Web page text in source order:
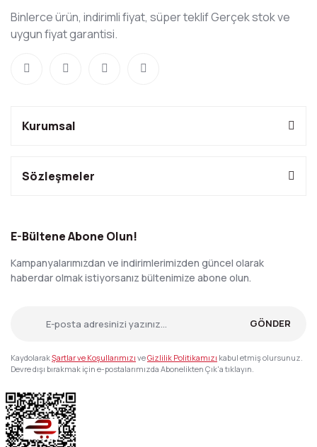
Binlerce ürün, indirimli fiyat, süper teklif Gerçek stok ve
uygun fiyat garantisi.
Kurumsal
Sözleşmeler
E-Bültene Abone Olun!
Kampanyalarımızdan ve indirimlerimizden güncel olarak
haberdar olmak istiyorsanız bültenimize abone olun.
GÖNDER
KaydolarakŞartlar ve Koşullarımızı veGizlilik Politikamızı kabul etmiş olursunuz.
Devre dışı bırakmak için e-postalarımızda Abonelikten Çık'a tıklayın.